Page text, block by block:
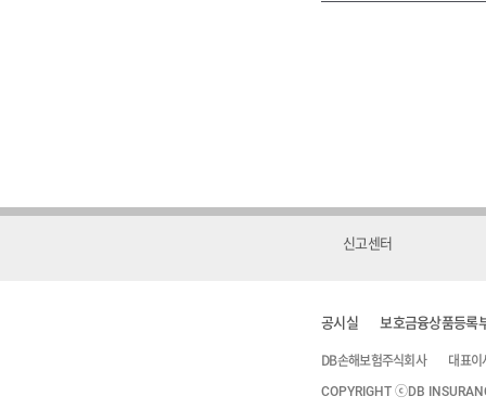
신고센터
공시실 보호금융상품등록
DB손해보험주식회사 대표이
COPYRIGHT ⓒDB